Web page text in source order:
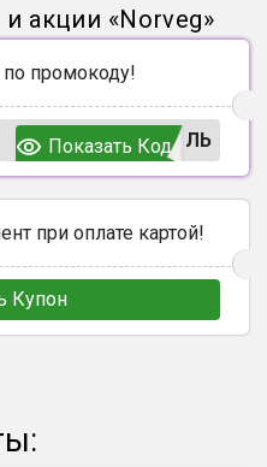
акции «Norveg»
по промокоду!
ОЛЬ
Показать Код
при оплате картой!
Купон